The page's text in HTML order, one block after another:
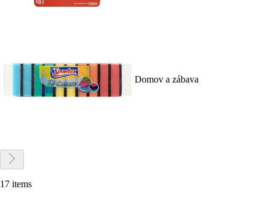
Domov a zábava
17 items